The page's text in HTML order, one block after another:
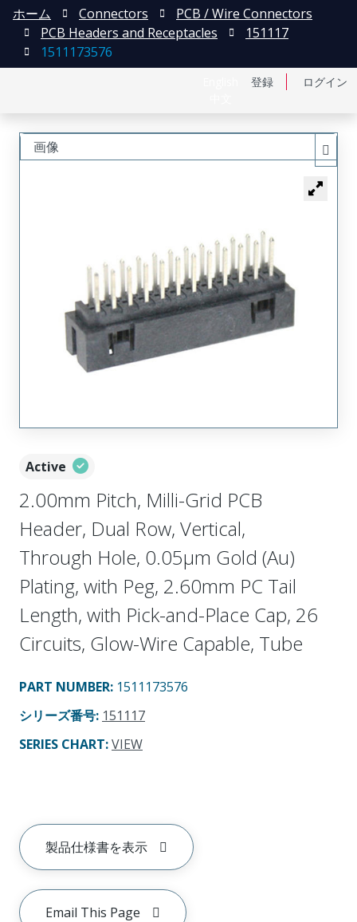
登録 ログイン
ホーム Connectors
PCB / Wire Connectors
PCB Headers and Receptacles
151117
1511173576
Active
2.00mm Pitch, Milli-Grid PCB
Header, Dual Row, Vertical,
Through Hole, 0.05µm Gold (Au)
Plating, with Peg, 2.60mm PC Tail
Length, with Pick-and-Place Cap, 26
Circuits, Glow-Wire Capable, Tube
PART NUMBER: 1511173576
シリーズ番号: 151117
SERIES CHART:VIEW
製品仕様書を表示
Email This Page
画像